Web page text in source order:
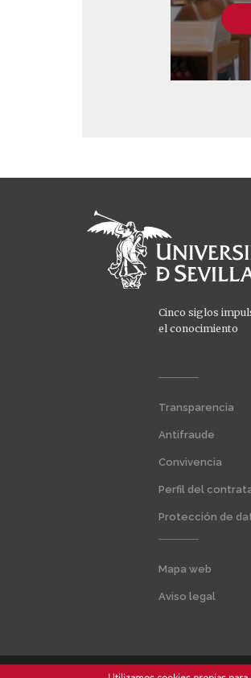
Cinco siglos
el conocimiento
Transparencia
Antifraude
Convivencia
Perfil del
Protección de
Mapa web
Aviso legal